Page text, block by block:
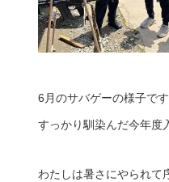
6月のサバゲーの様子です
すっかり馴染んだ今年度
わたしは暑さにやられて